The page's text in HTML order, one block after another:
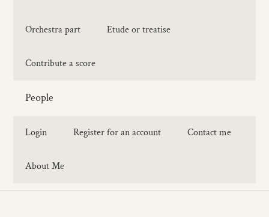
Orchestra part Etude or treatise
Contribute a score
People
Login Register for an account Contact me
About Me